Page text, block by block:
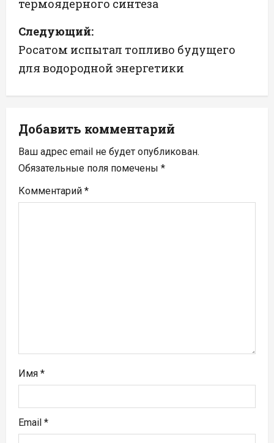
г
а
ц
и
я
п
о
я
м
термоядерного синтеза
Следующий:
Росатом испытал топливо будущего
для водородной энергетики
Добавить комментарий
Ваш адрес email не будет опубликован.
Обязательные поля помечены *
Комментарий *
Имя *
Email *